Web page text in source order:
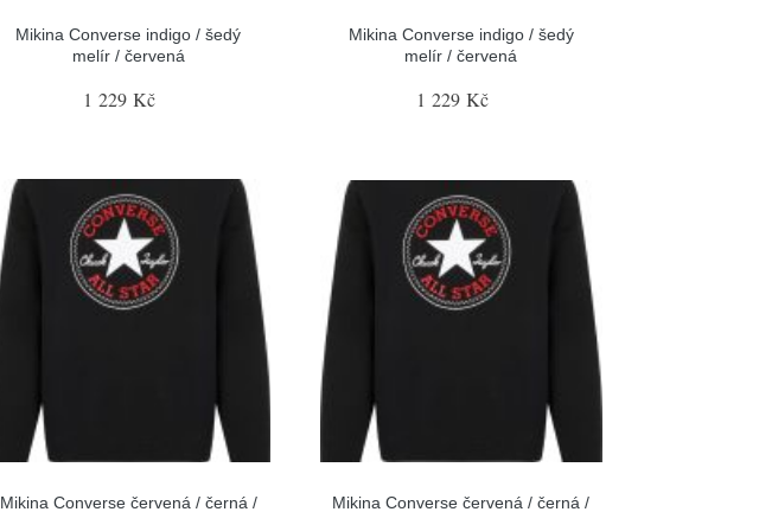
Mikina Converse indigo / šedý
melír / červená
1 229 Kč
Mikina Converse indigo / šedý
melír / červená
1 229 Kč
Mikina Converse červená / černá / Mikina Converse červená / černá /